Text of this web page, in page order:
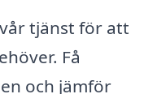
tjänst för att
Få
och jämför